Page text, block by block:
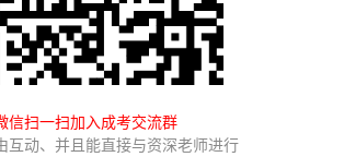
信扫一扫加入成考交流群
互动、并且能直接与资深老师进行